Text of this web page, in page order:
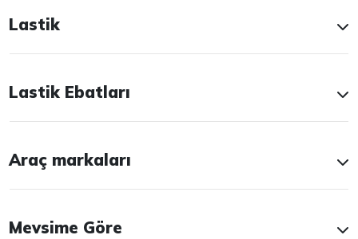
Lastik
Lastik Ebatları
Araç markaları
Mevsime Göre